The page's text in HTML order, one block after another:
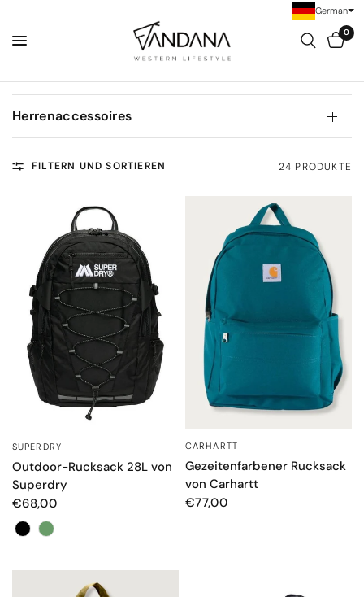
0
Herrenaccessoires
FILTERN UND SORTIEREN 24 PRODUKTE
SCHNELLANSICHT
SUPERDRY
Outdoor-Rucksack 28L von
Superdry
€68,00
Farbe
SCHNELLANSICHT
CARHARTT
Gezeitenfarbener Rucksack
von Carhartt
€77,00
German